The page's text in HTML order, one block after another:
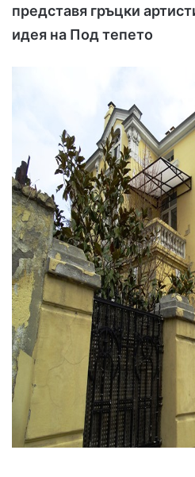
представя гръцки
идея на Под тепето